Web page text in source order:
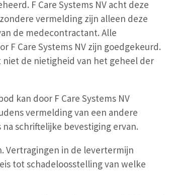
F Care Systems NV acht deze
vermelding zijn alleen deze
de medecontractant. Alle
Care Systems NV zijn goedgekeurd.
de nietigheid van het geheel der
kan door F Care Systems NV
vermelding van een andere
schriftelijke bevestiging ervan.
Vertragingen in de levertermijn
tot schadeloosstelling van welke